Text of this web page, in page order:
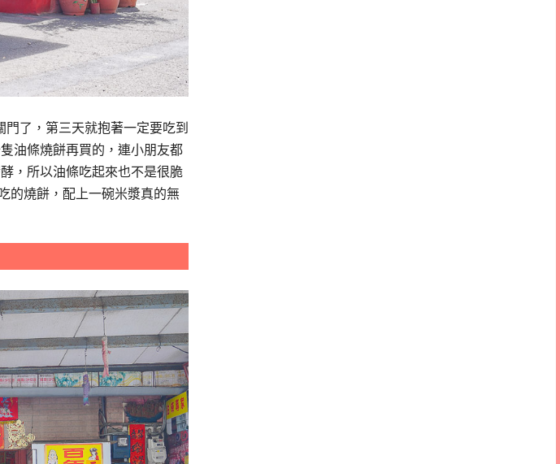
了，第三天就抱著一定要吃到
油條燒餅再買的，連小朋友都
，所以油條吃起來也不是很脆
的燒餅，配上一碗米漿真的無